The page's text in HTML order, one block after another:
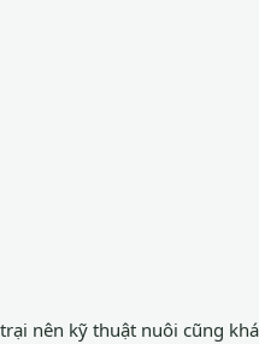
nên kỹ thuật nuôi cũng